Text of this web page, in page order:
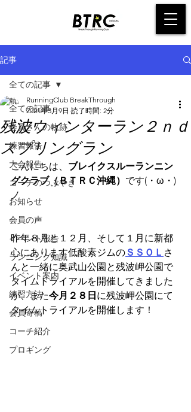
記事
全ての記事
会員さんの軌跡
練習報告
大会報告
コーチのつぶやき
お知らせ
会員の声
イベント報告
ランニング知識
イベント案内
練習方法
会員寄稿
コーチ紹介
プロギング
全ての記事
残波ウィンターラン２ｎｄ
スプリングラン
RunningClub BreakThrough
2021年3月9日 読了時間: 2分
こんにちは、 ブレイクスルーランニン
グクラブ（ＢＴＲＣ沖縄） です(・ω・)
ノ
昨年８月と１２月、そして１月に新都
心にあります低酸素ジムのＳＳＯＬ さ
んと一緒に奥武山公園と残波岬公園で
タイムトライアルを開催してきました
が、また今月２８日に残波岬公園にて
タイムトライアルを開催します！